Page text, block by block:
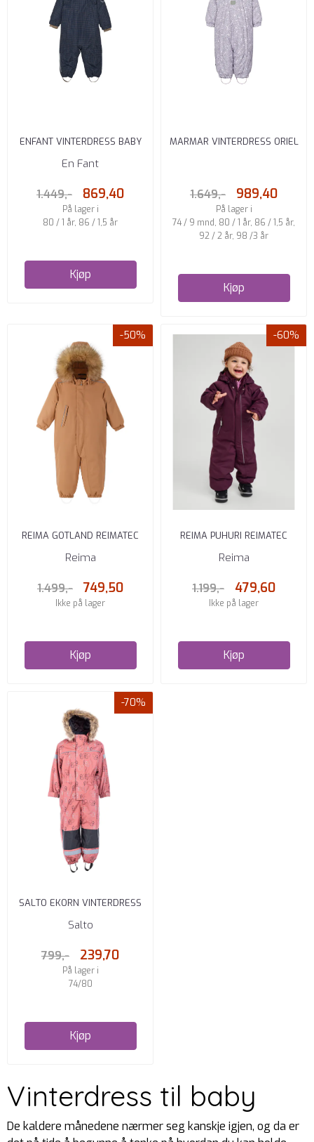
ENFANT VINTERDRESS BABY
PARISIAN NIGHT
En Fant
1.449,- 869,40
På lager i
80 / 1 år, 86 / 1,5 år
Kjøp
MARMAR VINTERDRESS ORIEL
1.649,- 989,40
På lager i
74 / 9 mnd, 80 / 1 år, 86 / 1,5 år,
92 / 2 år, 98 /3 år
Kjøp
-50%
REIMA GOTLAND REIMATEC
VINTERDRESS PEANUT
Reima
1.499,- 749,50
Ikke på lager
Kjøp
-60%
REIMA PUHURI REIMATEC
VINTERDRESS DEEP PURPLE
Reima
1.199,- 479,60
Ikke på lager
Kjøp
-70%
SALTO EKORN VINTERDRESS
ROSE
Salto
799,- 239,70
På lager i
74/80
Kjøp
Vinterdress til baby
De kaldere månedene nærmer seg kanskje igjen, og da er